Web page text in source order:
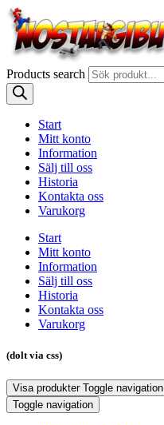
Products search
Start
Mitt konto
Information
Sälj till oss
Historia
Kontakta oss
Varukorg
Start
Mitt konto
Information
Sälj till oss
Historia
Kontakta oss
Varukorg
(dolt via css)
Visa produkter Toggle navigation
Toggle navigation